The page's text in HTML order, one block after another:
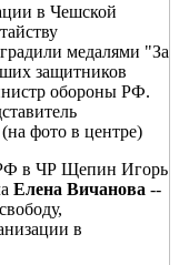
в Чешской
медалями "За
защитников
обороны РФ.
(на фото в центре)
РФ в ЧР Щепин Игорь
Елена Вичанова --
в